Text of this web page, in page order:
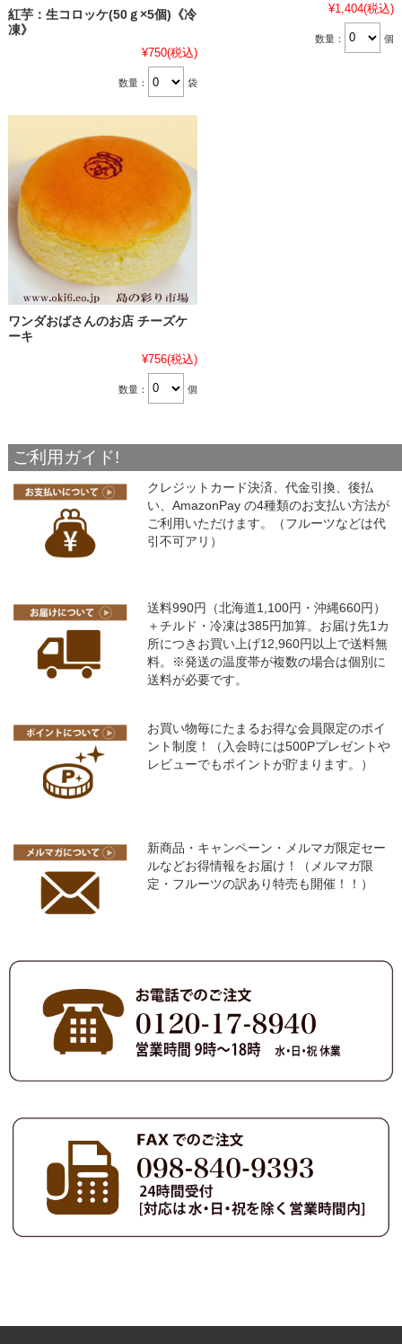
紅芋：生コロッケ(50ｇ×5個)《冷
凍》
¥750(税込)
数量： 袋
¥1,404(税込)
数量： 個
ワンダおばさんのお店 チーズケ
ーキ
¥756(税込)
数量： 個
ご利用ガイド!
クレジットカード決済、代金引換、後払
い、AmazonPay の4種類のお支払い方法が
ご利用いただけます。（フルーツなどは代
引不可アリ）
送料990円（北海道1,100円・沖縄660円）
＋チルド・冷凍は385円加算。お届け先1カ
所につきお買い上げ12,960円以上で送料無
料。※発送の温度帯が複数の場合は個別に
送料が必要です。
お買い物毎にたまるお得な会員限定のポイ
ント制度！（入会時には500Pプレゼントや
レビューでもポイントが貯まります。）
新商品・キャンペーン・メルマガ限定セー
ルなどお得情報をお届け！（メルマガ限
定・フルーツの訳あり特売も開催！！）